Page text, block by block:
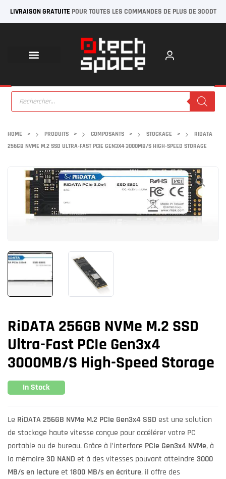
LIVRAISON GRATUITE POUR TOUTES LES COMMANDES DE PLUS DE 300DT
HOME > PRODUITS > COMPOSANTS > STOCKAGE >
RIDATA
256GB NVME M.2 SSD ULTRA-FAST PCIE GEN3X4 3000MB/S HIGH-SPEED STORAGE
RiDATA 256GB NVMe M.2 SSD
Ultra-Fast PCIe Gen3x4
3000MB/s High-Speed Storage
In Stock
Le RiDATA 256GB NVMe M.2 PCIe Gen3x4 SSD est une solution
de stockage haute vitesse conçue pour accélérer votre PC
portable ou de bureau. Grâce à l’interface PCIe Gen3x4 NVMe, à
la mémoire 3D NAND et à des vitesses pouvant atteindre 3000
MB/s en lecture et 1800 MB/s en écriture, il offre des